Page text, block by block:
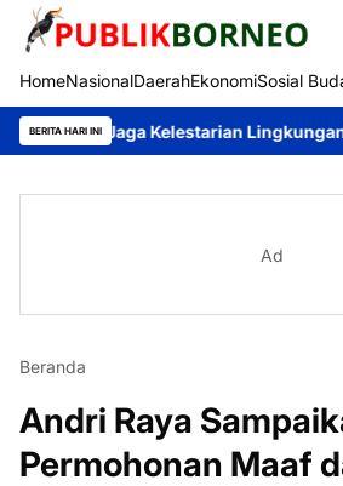
HomeNasionalDaerahEkonomiSosial
BERITA HARI INI
Jaga Kelestarian Lingkungan
Ad
Beranda
Andri Raya
Permohonan Maaf